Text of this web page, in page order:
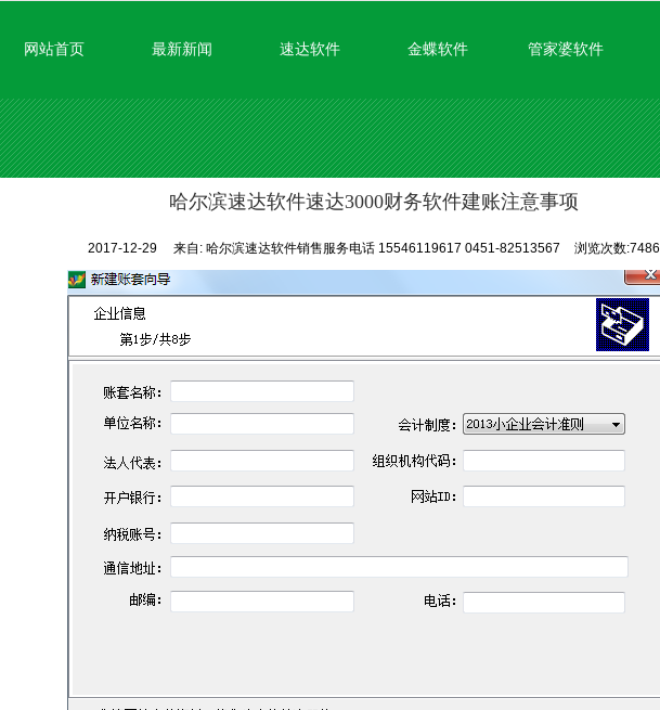
版本过低导致无法获得最佳浏览体验，推荐下载安装谷歌浏览器！
网站首页
最新新闻 速达软件 金蝶软件 管家婆软件
哈尔滨速达软件速达3000财务软件建账注意事项
2017-12-29 来自: 哈尔滨速达软件销售服务电话 15546119617 0451-82513567 浏览次数:7486